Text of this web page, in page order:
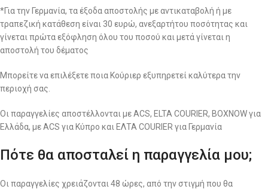
*Για την Γερμανία, τα έξοδα αποστολής με αντικαταβολή ή με
τραπεζική κατάθεση είναι 30 ευρώ, ανεξαρτήτου ποσότητας και
γίνεται πρώτα εξόφληση όλου του ποσού και μετά γίνεται η
αποστολή του δέματος
Μπορείτε να επιλέξετε ποια Κούριερ εξυπηρετεί καλύτερα την
περιοχή σας.
Οι παραγγελίες αποστέλλονται με ACS, ELTA COURIER, BOXNOW για
Ελλάδα, με ACS για Κύπρο και ΕΛΤΑ COURIER για Γερμανία
Πότε θα αποσταλεί η παραγγελία μου;
Οι παραγγελίες χρειάζονται 48 ώρες, από την στιγμή που θα